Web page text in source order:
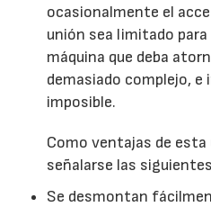
ocasionalmente el
unión sea limitado para
máquina que deba
demasiado complejo, e
imposible.
Como ventajas de esta
señalarse las
Se desmontan